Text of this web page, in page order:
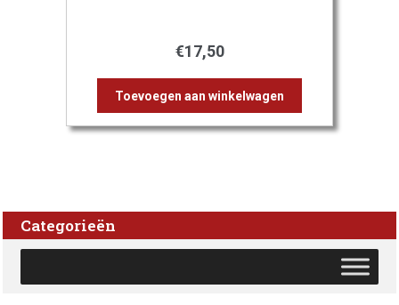
€17,50
Toevoegen aan winkelwagen
Categorieën